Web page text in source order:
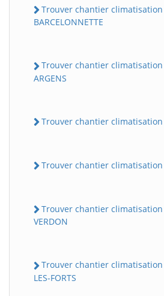
Trouver chantier climatisation
BARCELONNETTE
Trouver chantier climatisation
ARGENS
Trouver chantier climatisation
Trouver chantier climatisation
Trouver chantier climatisation
VERDON
Trouver chantier climatisation
LES-FORTS